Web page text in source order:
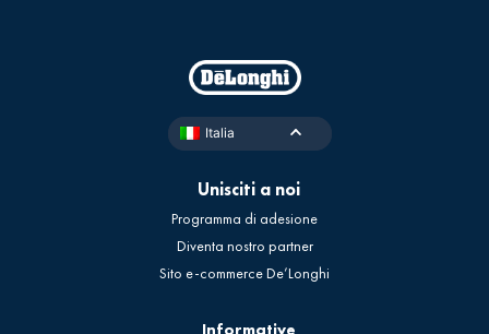
Italia
Unisciti a noi
Programma di adesione
Diventa nostro partner
Sito e-commerce De’Longhi
Informative